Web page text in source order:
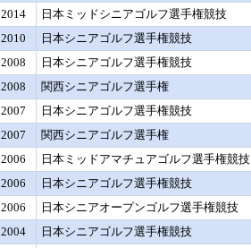
2014
日本ミッドシニアゴルフ選手権競技
2010
日本シニアゴルフ選手権競技
2008
日本シニアゴルフ選手権競技
2008
関西シニアゴルフ選手権
2007
日本シニアゴルフ選手権競技
2007
関西シニアゴルフ選手権
2006
日本ミッドアマチュアゴルフ選手権競技
2006
日本シニアゴルフ選手権競技
2006
日本シニアオープンゴルフ選手権競技
2004
日本シニアゴルフ選手権競技